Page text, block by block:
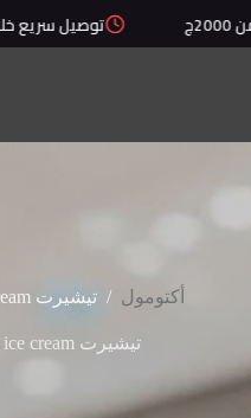
توصيل سريع خلال 1 - 5 أيام
أكتومول / تيشيرت adidas ice cream
تيشيرت adidas ice cream